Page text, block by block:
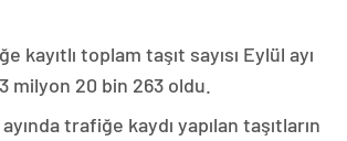
kayıtlı toplam taşıt sayısı Eylül ayı
milyon 20 bin 263 oldu.
trafiğe kaydı yapılan taşıtların